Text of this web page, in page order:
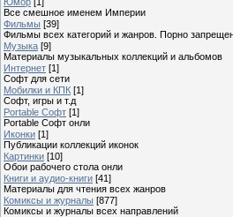
Все смешное именем Империи
Фильмы [39]
Фильмы всех категорий и жанров. Порно
Музыка [9]
Материалы музыкальных коллекций и альбомов
Интернет [1]
Софт для сети
Мобилки и КПК [1]
Софт, игры и т.д
Portable Софт [1]
Portable Софт онли
Иконки [1]
Публикации коллекций иконок
Картинки [10]
Обои рабочего стола онли
Книги и аудио-книги [41]
Материалы для чтения всех жанров
Комиксы и журналы [877]
Комиксы и журналы всех направлений